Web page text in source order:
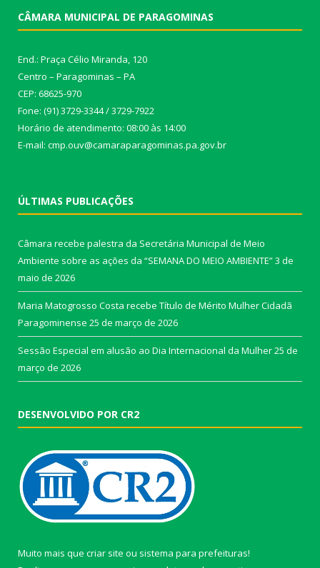
CÂMARA MUNICIPAL DE PARAGOMINAS
End.: Praça Célio Miranda, 120
Centro – Paragominas – PA
CEP: 68625-970
Fone: (91) 3729-3344 / 3729-7922
Horário de atendimento: 08:00 às 14:00
E-mail: cmp.ouv@camaraparagominas.pa.gov.br
ÚLTIMAS PUBLICAÇÕES
Câmara recebe palestra da Secretária Municipal de Meio
Ambiente sobre as ações da “SEMANA DO MEIO AMBIENTE”3 de
maio de 2026
Maria Matogrosso Costa recebe Título de Mérito Mulher Cidadã
Paragominense 25 de março de 2026
Sessão Especial em alusão ao Dia Internacional da Mulher25 de
março de 2026
DESENVOLVIDO POR CR2
Muito mais que criar site ou sistema para prefeituras!